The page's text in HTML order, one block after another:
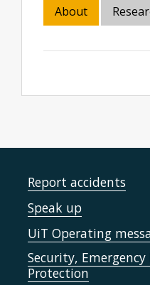
About
Report accidents
Speak up
UiT Operating
Security,
Protection